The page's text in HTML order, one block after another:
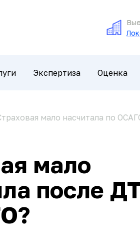
Экспертиза Оценка
мало насчитала по
мало
после